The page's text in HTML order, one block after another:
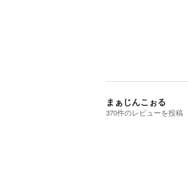
まぁじんこぉる
370件のレビューを投稿